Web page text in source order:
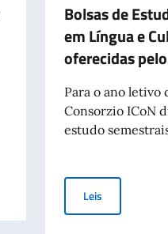
Bolsas de
em Língua e
oferecidas
Para o ano letivo
Consorzio ICoN
estudo
LeisBolsas de